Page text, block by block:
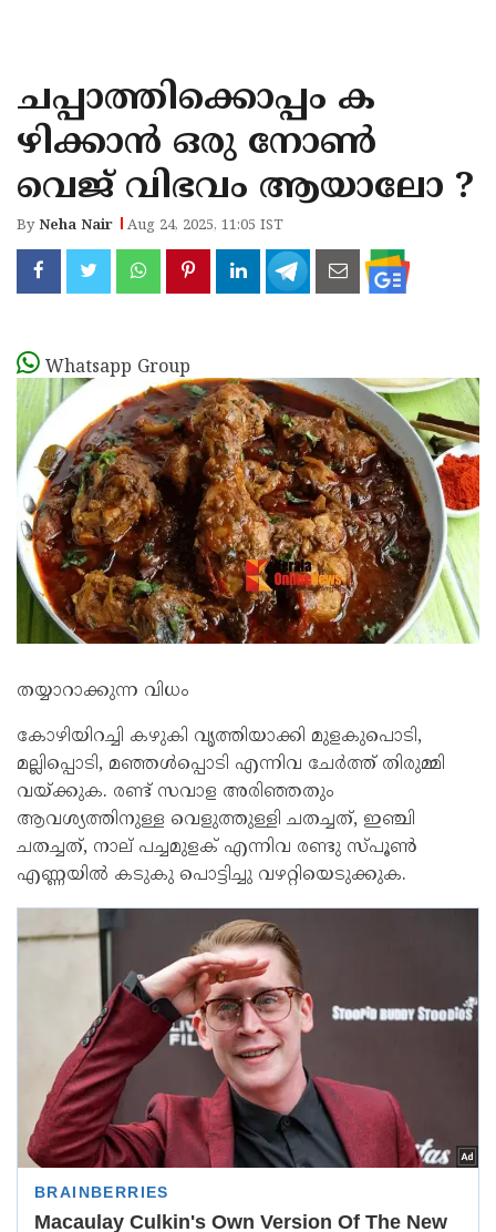
KANNUR
KASARAGOD
ചപ്പാത്തിക്കൊപ്പം ക
ഴിക്കാൻ ഒരു നോൺ
വെജ് വിഭവം ആയാലോ ?
ByNeha Nair Aug 24, 2025, 11:05 IST
Whatsapp Group
തയ്യാറാക്കുന്ന വിധം
കോഴിയിറച്ചി കഴുകി വൃത്തിയാക്കി മുളകുപൊടി,
മല്ലിപ്പൊടി, മഞ്ഞൾപ്പൊടി എന്നിവ ചേർത്ത് തിരുമ്മി
വയ്‌ക്കുക. രണ്ട് സവാള അരിഞ്ഞതും
ആവശ്യത്തിനുള്ള വെളുത്തുള്ളി ചതച്ചത്, ഇഞ്ചി
ചതച്ചത്, നാല് പച്ചമുളക് എന്നിവ രണ്ടു സ്‌പൂൺ
എണ്ണയിൽ കടുകു പൊട്ടിച്ചു വഴറ്റിയെടുക്കുക.